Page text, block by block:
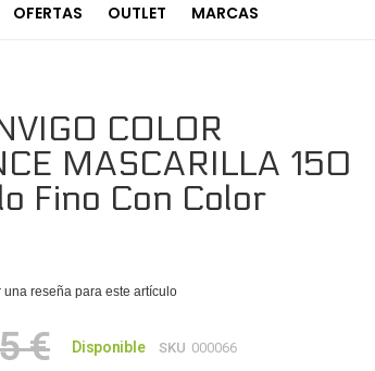
OFERTAS OUTLET MARCAS
COLOR
MASCARILLA 150
Fino Con Color
reseña para este artículo
€ Disponible SKU 000066